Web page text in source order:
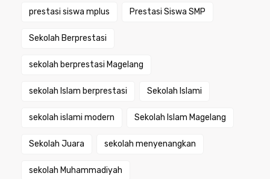
prestasi siswa mplus Prestasi Siswa SMP
Sekolah Berprestasi
sekolah berprestasi Magelang
sekolah Islam berprestasi Sekolah Islami
sekolah islami modern Sekolah Islam Magelang
Sekolah Juara sekolah menyenangkan
sekolah Muhammadiyah